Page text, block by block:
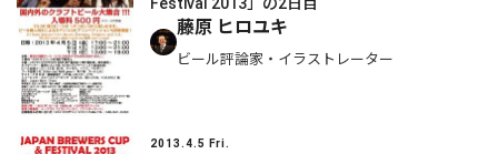
藤原 ヒロユキ
ビール評論家・イラストレーター
2013.4.5 Fri.